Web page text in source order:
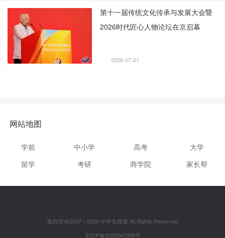
第十一届传统文化传承与发展大会暨
2026时代匠心人物论坛在京启幕
2026-07-21
网站地图
学前 中小学 高考
大学
留学
考研 商学院 家长帮
版权所有2007～2026 中学生频道 All Rights Reserved
京ICP备2020047359号